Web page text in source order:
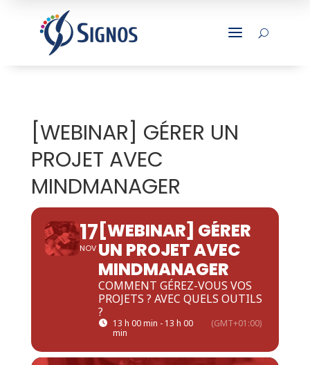
a U
[WEBINAR] GÉRER UN
PROJET AVEC
MINDMANAGER
17
NOV
[WEBINAR] GÉRER
UN PROJET AVEC
MINDMANAGER
COMMENT GÉREZ-VOUS VOS
PROJETS ? AVEC QUELS OUTILS
?
13 h 00 min - 13 h 00
min
(GMT+01:00)